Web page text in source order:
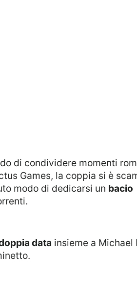
Games, la coppia si è
modo di dedicarsi un bacio
data insieme a Michael